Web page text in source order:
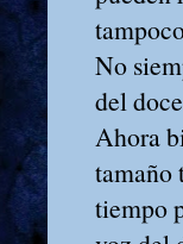
No
del
Ahora
tamaño
tiempo